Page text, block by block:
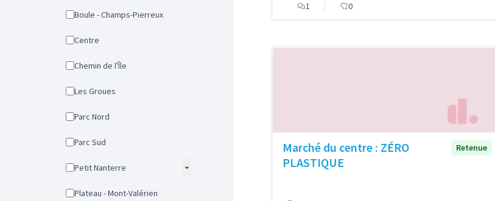
Boule - Champs-Pierreux
Centre
Chemin de l'Île
Les Groues
Parc Nord
Parc Sud
Petit Nanterre
Plateau - Mont-Valérien
1
0
Marché du centre : ZÉRO
PLASTIQUE
Retenue